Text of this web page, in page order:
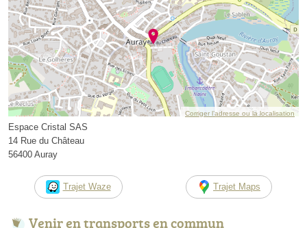
Corriger l’adresse ou la localisation
Espace Cristal SAS
14 Rue du Château
56400 Auray
Trajet Waze Trajet Maps
Venir en transports en commun